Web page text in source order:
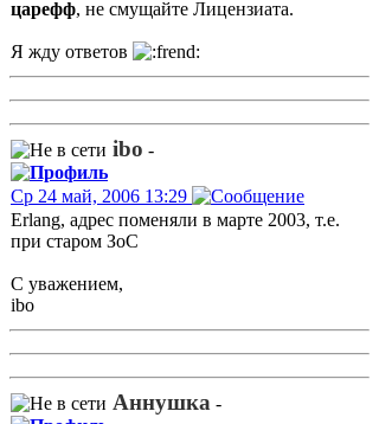
царефф, не смущайте Лицензиата.
Я жду ответов
ibo -
Ср 24 май, 2006 13:29
Erlang, адрес поменяли в марте 2003, т.е.
при старом ЗоС
С уважением,
ibo
Аннушка -